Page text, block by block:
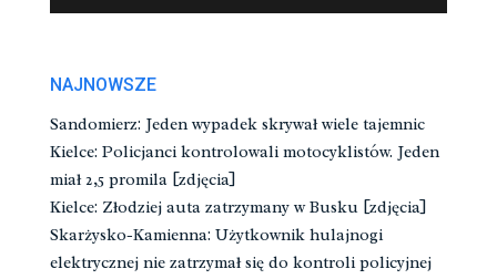
NAJNOWSZE
Sandomierz: Jeden wypadek skrywał wiele tajemnic
Kielce: Policjanci kontrolowali motocyklistów. Jeden
miał 2,5 promila [zdjęcia]
Kielce: Złodziej auta zatrzymany w Busku [zdjęcia]
Skarżysko-Kamienna: Użytkownik hulajnogi
elektrycznej nie zatrzymał się do kontroli policyjnej